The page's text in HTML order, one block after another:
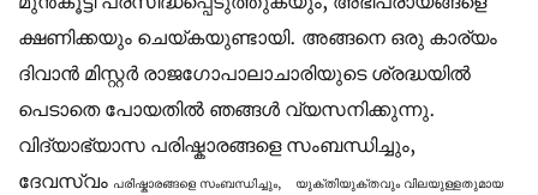
ക്ഷണിക്കയും ചെയ്കയുണ്ടായി. അങ്ങനെ ഒരു കാര്യം
ദിവാൻ മിസ്റ്റർ രാജഗോപാലാചാരിയുടെ ശ്രദ്ധയിൽ
പെടാതെ പോയതിൽ ഞങ്ങൾ വ്യസനിക്കുന്നു.
വിദ്യാഭ്യാസ പരിഷ്കാരങ്ങളെ സംബന്ധിച്ചും,
ദേവസ്വം പരിഷ്കാരങ്ങളെ സംബന്ധിച്ചും, യുക്തിയുക്തവും വിലയുള്ളതുമായ